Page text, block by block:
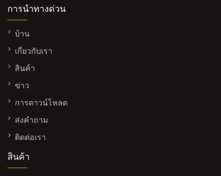
การนำทางด่วน
บ้าน
เกี่ยวกับเรา
สินค้า
ข่าว
การดาวน์โหลด
ส่งคำถาม
ติดต่อเรา
สินค้า